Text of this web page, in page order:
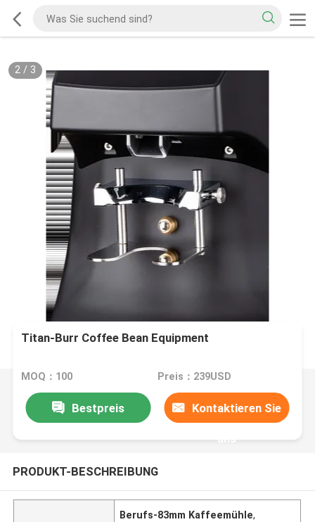
2/ 3
Titan-Burr Coffee Bean Equipment
MOQ：100 Preis：239USD
Bestpreis Kontaktieren Sie
uns
PRODUKT-BESCHREIBUNG
Berufs-83mm Kaffeemühle,